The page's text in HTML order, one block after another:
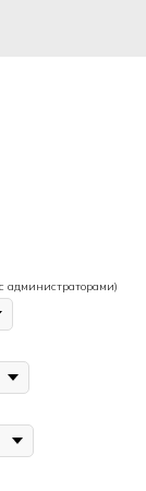
администраторами)